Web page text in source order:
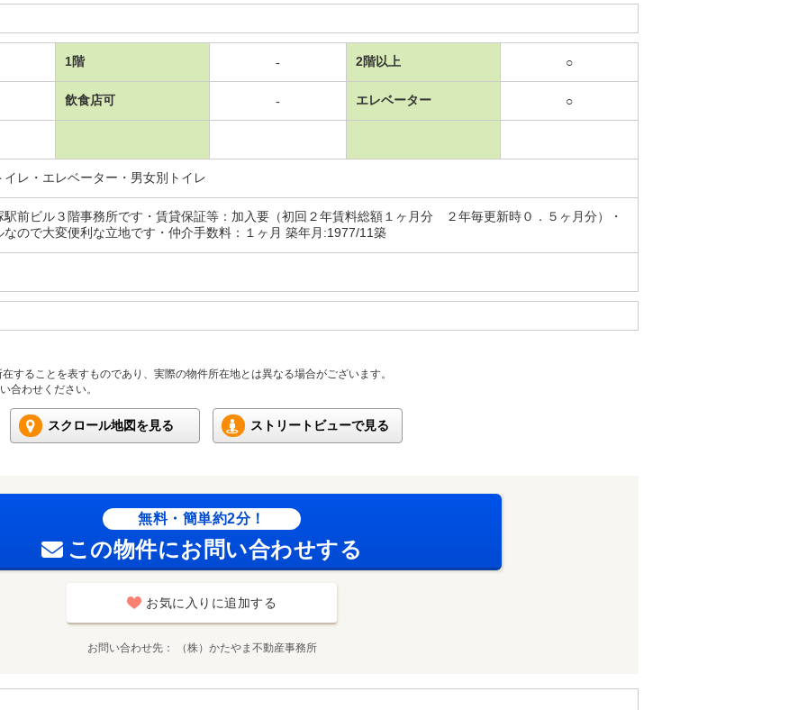
1階 - 2階以上 ○
飲食店可 - エレベーター ○
イレ・エレベーター・男女別トイレ
駅前ビル３階事務所です・賃貸保証等：加入要（初回２年賃料総額１ヶ月分 ２年毎更新時０．５ヶ月分）・
なので大変便利な立地です・仲介手数料：１ヶ月 築年月:1977/11築
することを表すものであり、実際の物件所在地とは異なる場合がございます。
合わせください。
スクロール地図を見る ストリートビューで見る
無料・簡単約2分！
この物件にお問い合わせする
お気に入りに追加する
お問い合わせ先 （株）かたやま不動産事務所